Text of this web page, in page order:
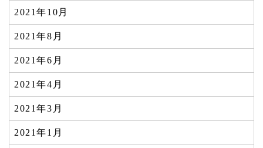
2021年10月
2021年8月
2021年6月
2021年4月
2021年3月
2021年1月